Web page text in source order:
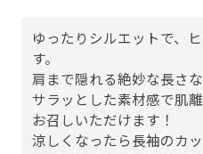
ゆったりシルエットで、
す。
肩まで隠れる絶妙な長さ
サラッとした素材感で肌
お召しいただけます！
涼しくなったら長袖のカ